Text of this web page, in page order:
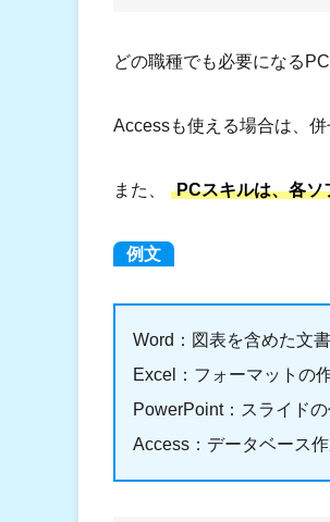
どの職種でも必要になる
Accessも使える場合は、
また、 PCスキルは、各ソ
例文
Word：図表を含めた文
Excel：フォーマットの
PowerPoint：スライド
Access：データベース